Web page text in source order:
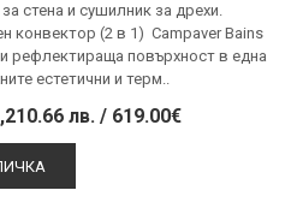
стена и сушилник за дрехи.
конвектор (2 в 1) Campaver Bains
рефлектираща повърхност в една
естетични и терм..
лв. / 619.00€